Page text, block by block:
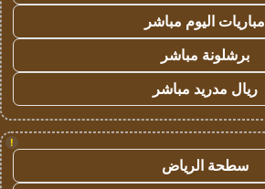
مباريات اليوم مباشر
برشلونة مباشر
ريال مدريد مباشر
!
سطحة الرياض